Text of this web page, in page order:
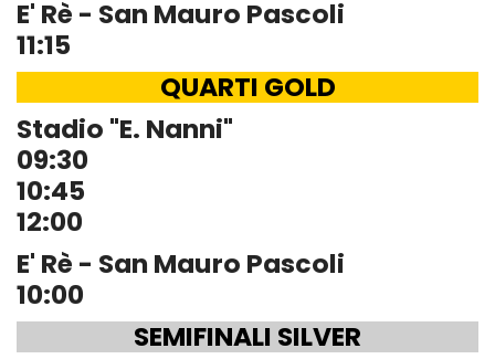
E' Rè - San Mauro Pascoli
11:15
QUARTI GOLD
Stadio "E. Nanni"
09:30
10:45
12:00
E' Rè - San Mauro Pascoli
10:00
SEMIFINALI SILVER